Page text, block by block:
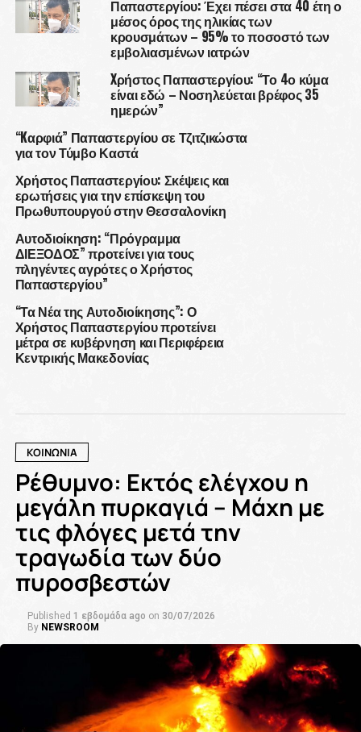
Παπαστεργίου: Έχει πέσει στα 40 έτη ο
μέσος όρος της ηλικίας των
κρουσμάτων – 95% το ποσοστό των
εμβολιασμένων ιατρών
Xρήστος Παπαστεργίου: “Το 4ο κύμα
είναι εδώ – Νοσηλεύεται βρέφος 35
ημερών”
“Kαρφιά” Παπαστεργίου σε Τζιτζικώστα
για τον Τύμβο Καστά
Χρήστος Παπαστεργίου: Σκέψεις και
ερωτήσεις για την επίσκεψη του
Πρωθυπουργού στην Θεσσαλονίκη
Αυτοδιοίκηση: “Πρόγραμμα
ΔΙΕΞΟΔΟΣ” προτείνει για τους
πληγέντες αγρότες ο Χρήστος
Παπαστεργίου”
“Τα Νέα της Αυτοδιοίκησης”: Ο
Χρήστος Παπαστεργίου προτείνει
μέτρα σε κυβέρνηση και Περιφέρεια
Κεντρικής Μακεδονίας
ΚΟΙΝΩΝΙΑ
Ρέθυμνο: Εκτός ελέγχου η
μεγάλη πυρκαγιά – Μάχη με
τις φλόγες μετά την
τραγωδία των δύο
πυροσβεστών
Published 1 εβδομάδα ago on 30/07/2026
By NEWSROOM